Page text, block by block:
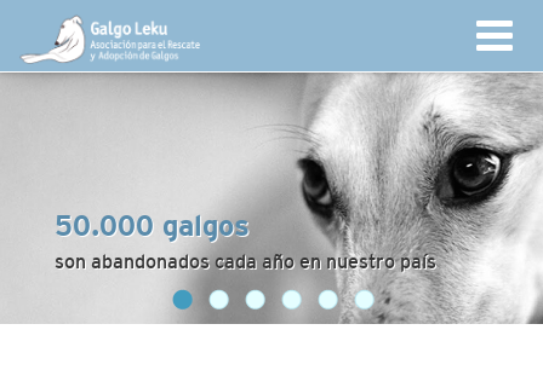
50.000 galgos
son abandonados cada año en nuestro país